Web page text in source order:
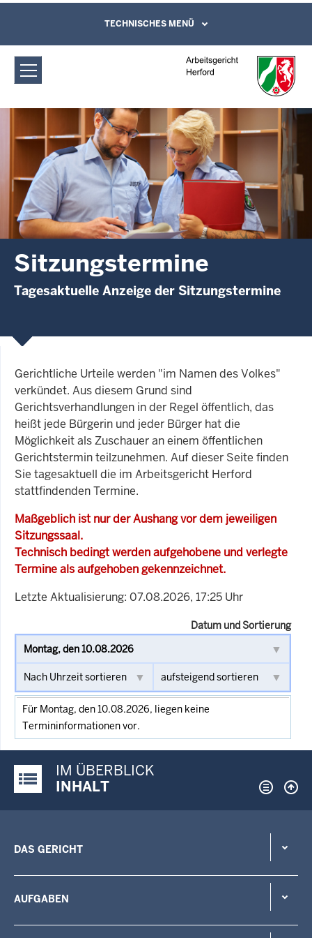
Arbeitsgericht Herford:
Sitzungstermine
Direkt zum Inhalt
Leichte Sprache, Gebärdensprachenvideo
und Kontaktformular
TECHNISCHES MENÜ
Sitzungstermine
Tagesaktuelle Anzeige der Sitzungstermine
Gerichtliche Urteile werden "im Namen des Volkes"
verkündet. Aus diesem Grund sind
Gerichtsverhandlungen in der Regel öffentlich, das
heißt jede Bürgerin und jeder Bürger hat die
Möglichkeit als Zuschauer an einem öffentlichen
Gerichtstermin teilzunehmen. Auf dieser Seite finden
Sie tagesaktuell die im Arbeitsgericht Herford
stattfindenden Termine.
Maßgeblich ist nur der Aushang vor dem jeweiligen
Sitzungssaal.
Technisch bedingt werden aufgehobene und verlegte
Termine als aufgehoben gekennzeichnet.
Letzte Aktualisierung: 07.08.2026, 17:25 Uhr
Datum und Sortierung
Für Montag, den 10.08.2026, liegen keine
Termininformationen vor.
Justiz-Portal im Überblick:
IM ÜBERBLICK
INHALT
DAS GERICHT
AUFGABEN